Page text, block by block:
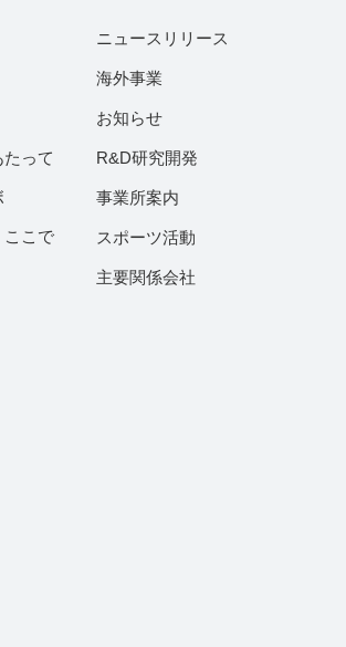
って
こで
ニュースリリース
海外事業
お知らせ
R&D研究開発
事業所案内
スポーツ活動
主要関係会社